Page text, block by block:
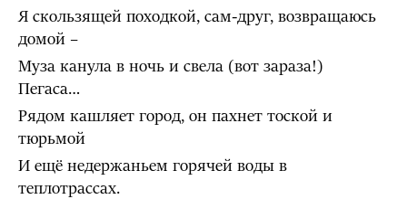
Я скользящей походкой, сам-друг, возвращаюсь
домой –
Муза канула в ночь и свела (вот зараза!)
Пегаса…
Рядом кашляет город, он пахнет тоской и
тюрьмой
И ещё недержаньем горячей воды в
теплотрассах.